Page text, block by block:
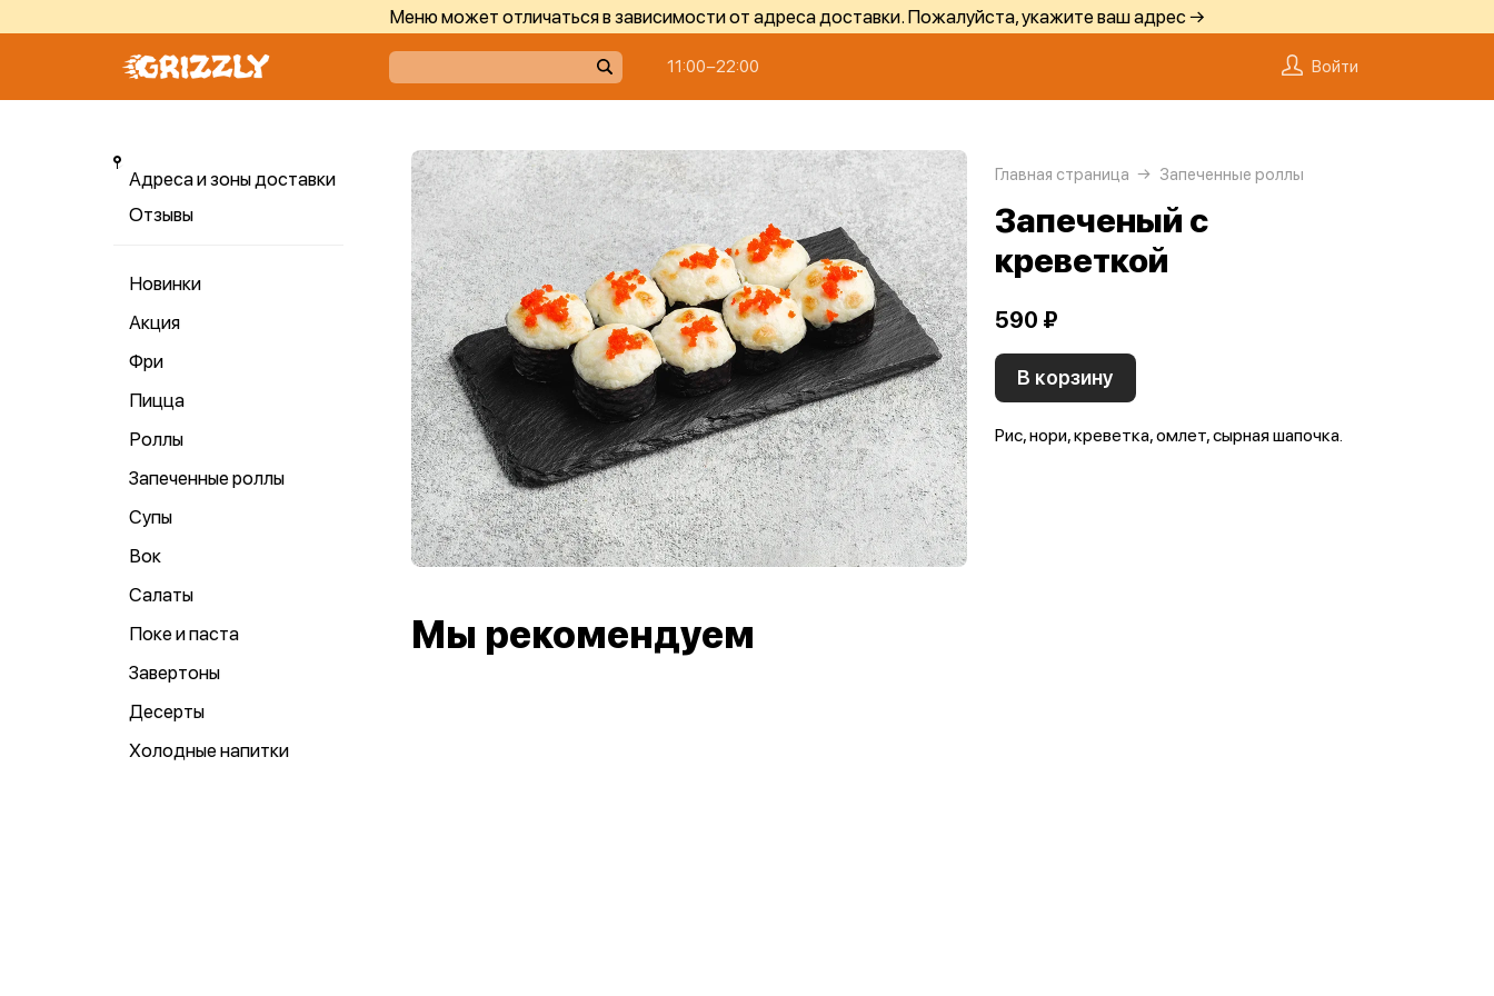
Меню может отличаться в зависимости от адреса доставки. Пожалуйста, укажите ваш адрес →
11:00−22:00 Войти
Адреса и зоны доставки
Отзывы
Новинки
Акция
Фри
Пицца
Роллы
Запеченные роллы
Супы
Вок
Салаты
Поке и паста
Завертоны
Десерты
Холодные напитки
Главная страница Запеченные роллы
Запеченый с
креветкой
590 ₽
В корзину
Рис, нори, креветка, омлет, сырная шапочка.
Мы рекомендуем